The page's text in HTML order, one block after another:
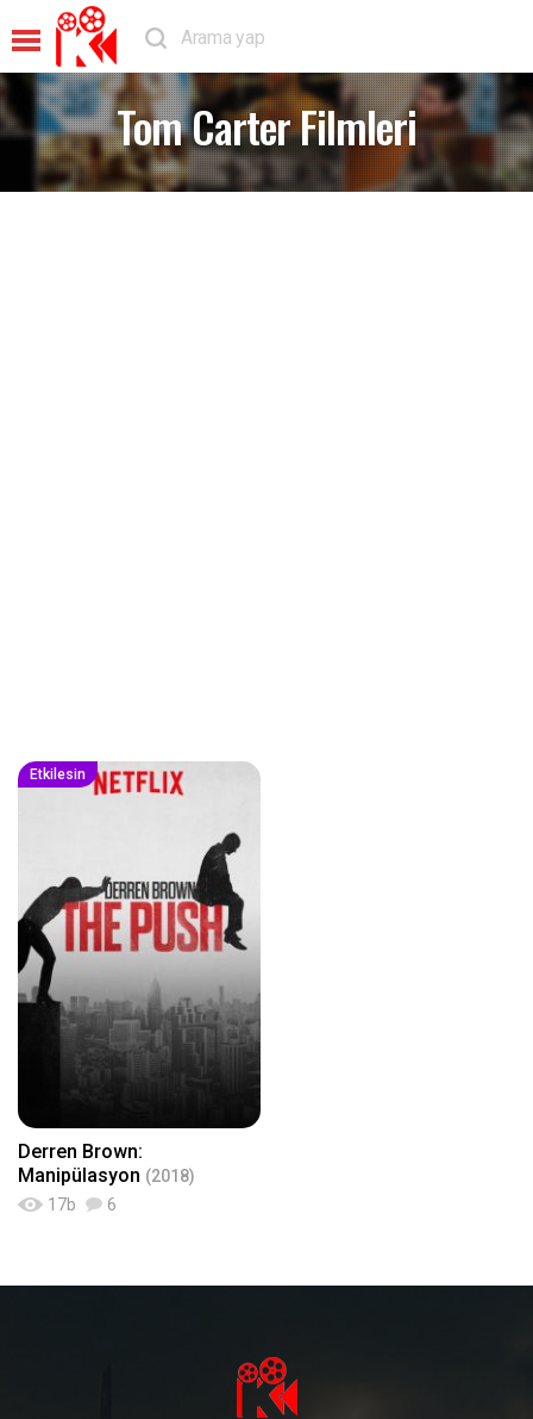
Tom Carter Filmleri
Etkilesin
Derren Brown:
Manipülasyon (2018)
17b 6